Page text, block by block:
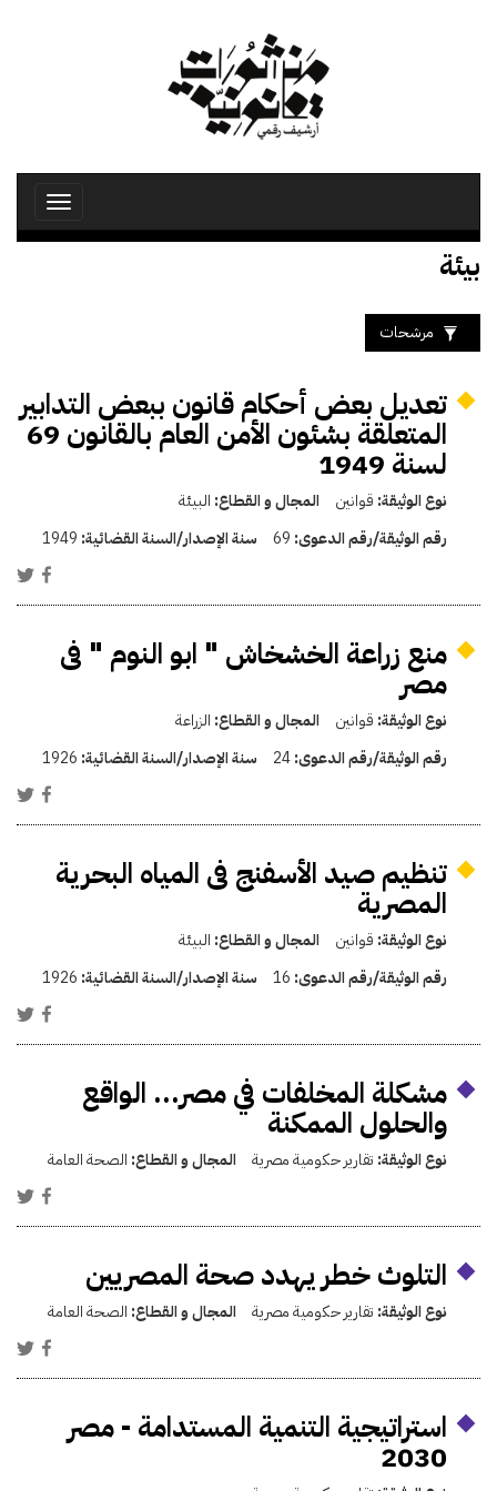
Toggle
بيئة
مرشحات
تعديل بعض أحكام قانون ببعض التدابير
المتعلقة بشئون الأمن العام بالقانون 69
لسنة 1949
نوع الوثيقة: قوانين المجال و القطاع: البيئة
رقم الوثيقة/رقم الدعوى: 69 سنة الإصدار/السنة القضائية: 1949
منع زراعة الخشخاش " ابو النوم " فى
مصر
نوع الوثيقة: قوانين المجال و القطاع: الزراعة
رقم الوثيقة/رقم الدعوى:24 سنة الإصدار/السنة القضائية: 1926
تنظيم صيد الأسفنج فى المياه البحرية
المصرية
نوع الوثيقة: قوانين المجال و القطاع: البيئة
رقم الوثيقة/رقم الدعوى: 16 سنة الإصدار/السنة القضائية: 1926
مشكلة المخلفات في مصر... الواقع
والحلول الممكنة
نوع الوثيقة: تقارير حكومية مصرية المجال و القطاع: الصحة العامة
التلوث خطر يهدد صحة المصريين
نوع الوثيقة: تقارير حكومية مصرية المجال و القطاع: الصحة العامة
استراتيجية التنمية المستدامة - مصر
2030